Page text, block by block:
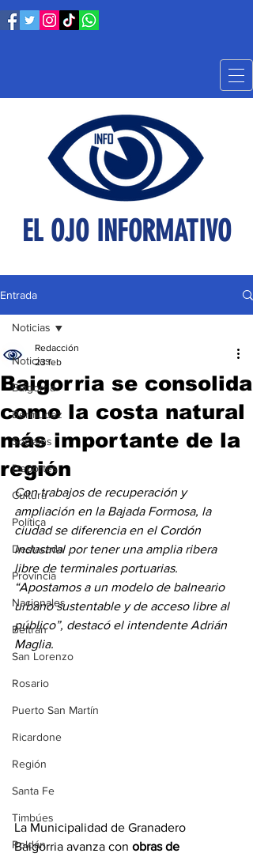
EL OJO INFORMATIVO
Entrada
Noticias
Baigorria
Bermúdez
Sociales
Deportes
Cultura
Política
Destacada
Provincia
Nacionales
Beltrán
San Lorenzo
Rosario
Puerto San Martín
Ricardone
Región
Santa Fe
Timbúes
Roldán
Noticias
Baigorria se consolida
como la costa natural
más importante de la
región
Redacción
23 feb
Con trabajos de recuperación y
ampliación en la Bajada Formosa, la
ciudad se diferencia en el Cordón
industrial por tener una amplia ribera
libre de terminales portuarias.
“Apostamos a un modelo de balneario
urbano sustentable y de acceso libre al
público”, destacó el intendente Adrián
Maglia.
La Municipalidad de Granadero
Baigorria avanza con obras de